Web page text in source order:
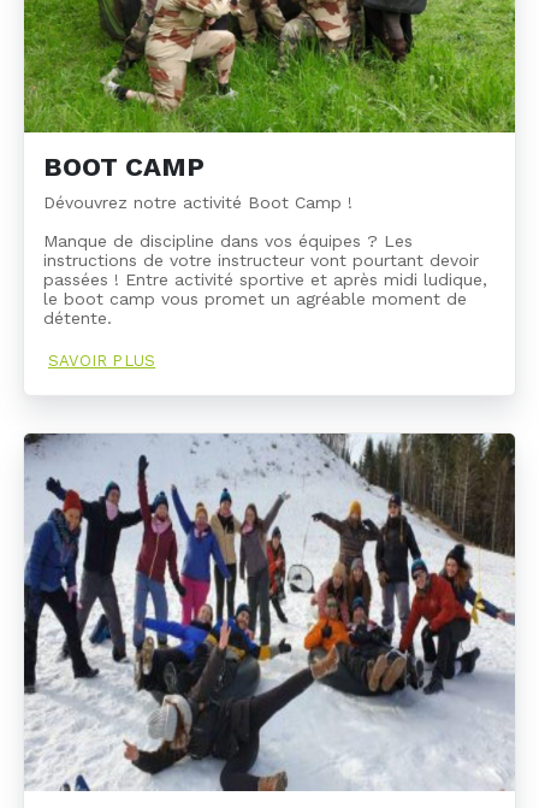
BOOT CAMP
Dévouvrez notre activité Boot Camp !
Manque de discipline dans vos équipes ? Les
instructions de votre instructeur vont pourtant devoir
passées ! Entre activité sportive et après midi ludique,
le boot camp vous promet un agréable moment de
détente.
SAVOIR PLUS